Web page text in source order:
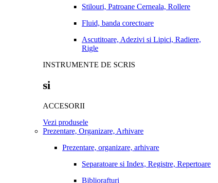
Stilouri, Patroane Cerneala, Rollere
Fluid, banda corectoare
Ascutitoare, Adezivi si Lipici, Radiere,
Rigle
INSTRUMENTE DE SCRIS
si
ACCESORII
Vezi produsele
Prezentare, Organizare, Arhivare
Prezentare, organizare, arhivare
Separatoare si Index, Registre, Repertoare
Bibliorafturi